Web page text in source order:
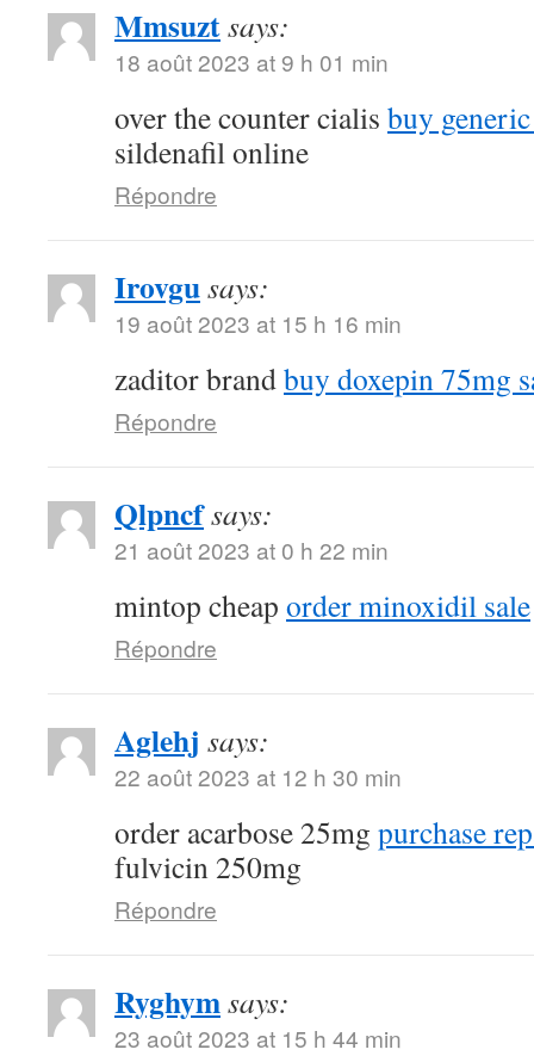
Mmsuztsays:
18 août 2023 at 9 h 01 min
over the counter cialis buy
sildenafil online
Répondre
Irovgusays:
19 août 2023 at 15 h 16 min
zaditor brandbuy doxepin 75mg
Répondre
Qlpncfsays:
21 août 2023 at 0 h 22 min
mintop cheap order minoxidil sale
Répondre
Aglehj says:
22 août 2023 at 12 h 30 min
order acarbose 25mg purchase
fulvicin 250mg
Répondre
Ryghymsays:
23 août 2023 at 15 h 44 min